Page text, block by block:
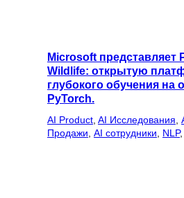
Microsoft представляет
Wildlife: открытую
глубокого обучения на
PyTorch.
AI Product AI Исследования
Продажи AI сотрудники NLP,